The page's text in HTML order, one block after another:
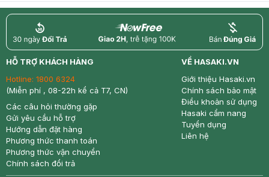
return nowfree price
HỖ TRỢ KHÁCH HÀNG
Hotline: 1800 6324
(Miễn phí , 08-22h kể cả T7, CN)
Các câu hỏi thường gặp
Gửi yêu cầu hỗ trợ
Hướng dẫn đặt hàng
Phương thức thanh toán
Phương thức vận chuyển
Chính sách đổi trả
VỀ HASAKI.VN
Giới thiệu Hasaki.vn
Chính sách bảo mật
Điều khoản sử dụng
Hasaki cẩm nang
Tuyển dụng
Liên hệ